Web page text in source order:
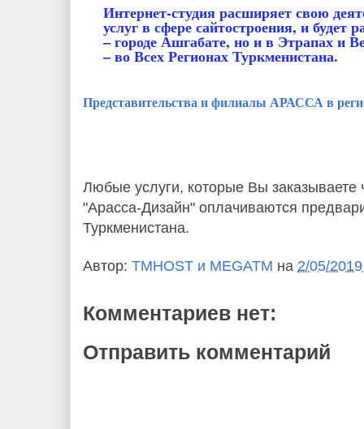
Интернет-студия расширяет свою
услуг в сфере сайтостроения, и будет
– городе Ашгабате, но и в Этрапах и
– во Всех Регионах Туркменистана.
Представительства и филиалы АРАССА в
Любые услуги, которые Вы заказываете
"Арасса-Дизайн" оплачиваются
Туркменистана.
Автор: TMHOST и MEGATM на 2/05/2019
Комментариев нет:
Отправить комментарий